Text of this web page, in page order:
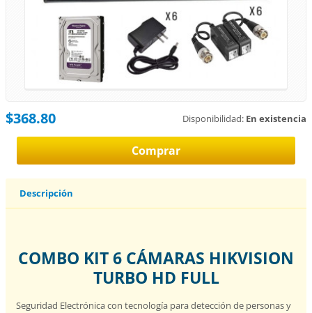
Disponibilidad: En existencia
$368.80
Descripción
COMBO KIT 6 CÁMARAS HIKVISION
TURBO HD FULL
Seguridad Electrónica con tecnología para detección de personas y